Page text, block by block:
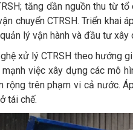
tăng dần nguồn thu từ
chuyển CTRSH. Triển khai
lý vận hành và đầu tư xây
xử lý CTRSH theo hướng
việc xây dựng các mô
rộng trên phạm vi cả nước.
tái chế.